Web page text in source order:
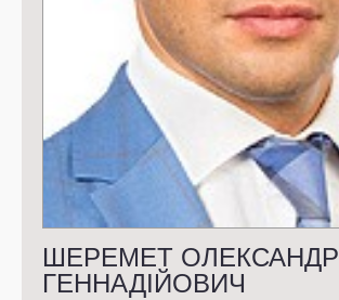
ШЕРЕМЕТ ОЛЕКСАНДР
ГЕННАДІЙОВИЧ